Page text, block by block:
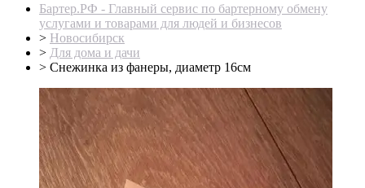
Бартер.РФ - Главный сервис по бартерному обмену
услугами и товарами для людей и бизнесов
> Новосибирск
> Для дома и дачи
> Снежинка из фанеры, диаметр 16см